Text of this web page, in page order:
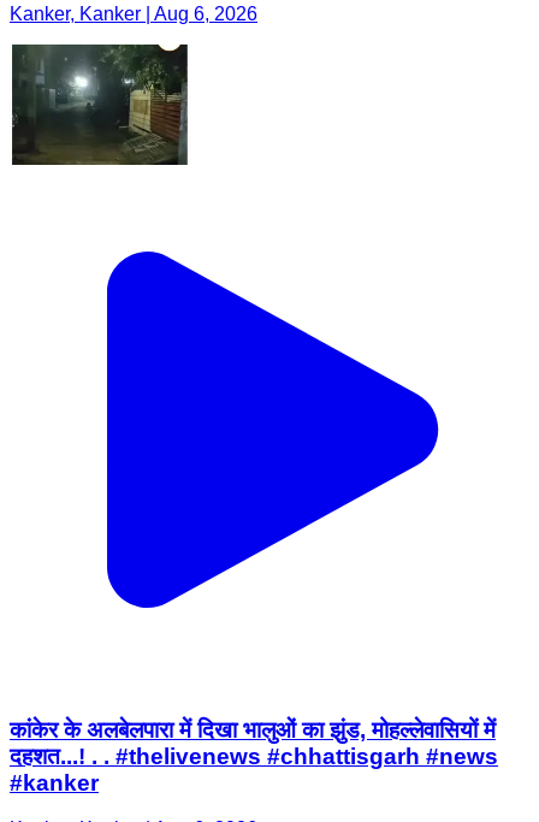
Kanker, Kanker | Aug 6, 2026
कांकेर के अलबेलपारा में दिखा भालुओं का झुंड, मोहल्लेवासियों में
दहशत...! . . #thelivenews #chhattisgarh #news
#kanker